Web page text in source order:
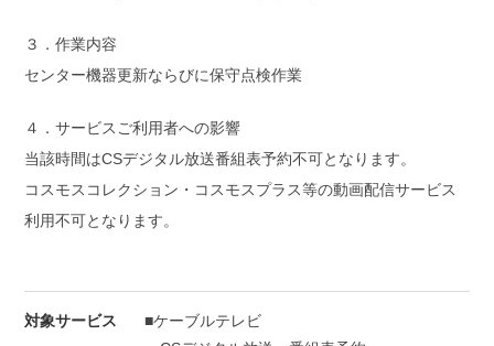
３．作業内容
センター機器更新ならびに保守点検作業
４．サービスご利用者への影響
当該時間はCSデジタル放送番組表予約不可となります。
コスモスコレクション・コスモスプラス等の動画配信サービス
利用不可となります。
対象サービス
■ケーブルテレビ